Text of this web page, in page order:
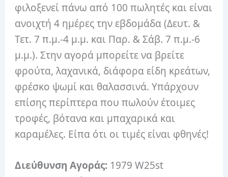
φιλοξενεί πάνω από 100 πωλητές και είναι
ανοιχτή 4 ημέρες την εβδομάδα (Δευτ. &
Τετ. 7 π.μ.-4 μ.μ. και Παρ. & Σάβ. 7 π.μ.-6
μ.μ.). Στην αγορά μπορείτε να βρείτε
φρούτα, λαχανικά, διάφορα είδη κρεάτων,
φρέσκο ​​ψωμί και θαλασσινά. Υπάρχουν
επίσης περίπτερα που πωλούν έτοιμες
τροφές, βότανα και μπαχαρικά και
καραμέλες. Είπα ότι οι τιμές είναι φθηνές!
Διεύθυνση Αγοράς: 1979 W25st